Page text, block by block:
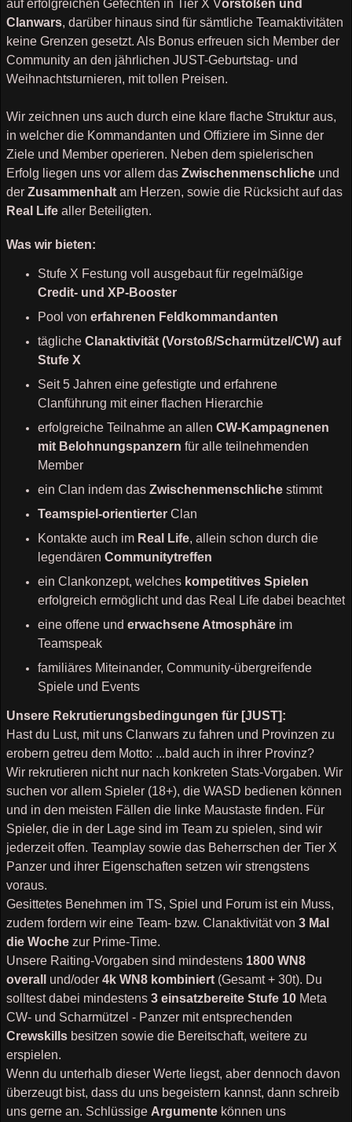
auf erfolgreichen Gefechten in Tier X Vorstößen und
Clanwars, darüber hinaus sind für sämtliche Teamaktivitäten
keine Grenzen gesetzt. Als Bonus erfreuen sich Member der
Community an den jährlichen JUST-Geburtstag- und
Weihnachtsturnieren, mit tollen Preisen.
Wir zeichnen uns auch durch eine klare flache Struktur aus,
in welcher die Kommandanten und Offiziere im Sinne der
Ziele und Member operieren. Neben dem spielerischen
Erfolg liegen uns vor allem das Zwischenmenschliche und
der Zusammenhalt am Herzen, sowie die Rücksicht auf das
Real Life aller Beteiligten.
Was wir bieten:
Stufe X Festung voll ausgebaut für regelmäßige
Credit- und XP-Booster
Pool von erfahrenen Feldkommandanten
tägliche Clanaktivität (Vorstoß/Scharmützel/CW) auf
Stufe X
Seit 5 Jahren eine gefestigte und erfahrene
Clanführung mit einer flachen Hierarchie
erfolgreiche Teilnahme an allen CW-Kampagnenen
mit Belohnungspanzern für alle teilnehmenden
Member
ein Clan indem das Zwischenmenschliche stimmt
Teamspiel-orientierter Clan
Kontakte auch im Real Life, allein schon durch die
legendären Communitytreffen
ein Clankonzept, welches kompetitives Spielen
erfolgreich ermöglicht und das Real Life dabei beachtet
eine offene und erwachsene Atmosphäre im
Teamspeak
familiäres Miteinander, Community-übergreifende
Spiele und Events
Unsere Rekrutierungsbedingungen für [JUST]:
Hast du Lust, mit uns Clanwars zu fahren und Provinzen zu
erobern getreu dem Motto: ...bald auch in ihrer Provinz?
Wir rekrutieren nicht nur nach konkreten Stats-Vorgaben. Wir
suchen vor allem Spieler (18+), die WASD bedienen können
und in den meisten Fällen die linke Maustaste finden. Für
Spieler, die in der Lage sind im Team zu spielen, sind wir
jederzeit offen. Teamplay sowie das Beherrschen der Tier X
Panzer und ihrer Eigenschaften setzen wir strengstens
voraus.
Gesittetes Benehmen im TS, Spiel und Forum ist ein Muss,
zudem fordern wir eine Team- bzw. Clanaktivität von 3 Mal
die Woche zur Prime-Time.
Unsere Raiting-Vorgaben sind mindestens 1800 WN8
overall
und/oder 4k WN8 kombiniert (Gesamt + 30t). Du
solltest dabei mindestens 3 einsatzbereite Stufe 10 Meta
CW- und Scharmützel - Panzer mit entsprechenden
Crewskills besitzen sowie die Bereitschaft, weitere zu
erspielen.
Wenn du unterhalb dieser Werte liegst, aber dennoch davon
überzeugt bist, dass du uns begeistern kannst, dann schreib
uns gerne an. Schlüssige Argumente können uns